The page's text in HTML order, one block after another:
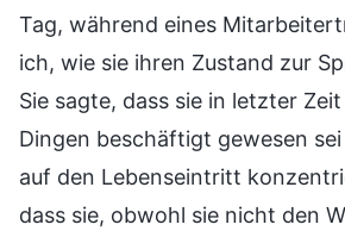
Tag, während eines
ich, wie sie ihren Zustand zur
Sie sagte, dass sie in letzter
Dingen beschäftigt gewesen
auf den Lebenseintritt
dass sie, obwohl sie nicht den